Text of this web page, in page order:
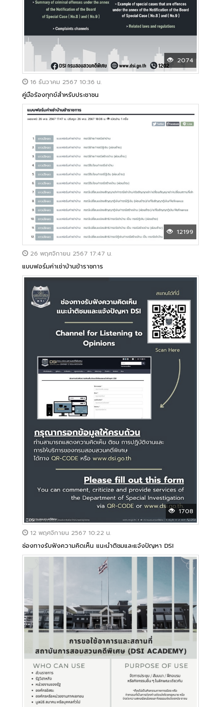
2074
16 ธันวาคม 2567 10:36 น.
คู่มือร้องทุกข์สำหรับประชาชน
12199
26 พฤศจิกายน 2567 17:47 น.
แบบฟอร์มค่าเช่าบ้านข้าราชการ
1708
12 พฤศจิกายน 2567 10:22 น.
ช่องทางรับฟังความคิดเห็น แนะนำติชมและแจ้งปัญหา DSI